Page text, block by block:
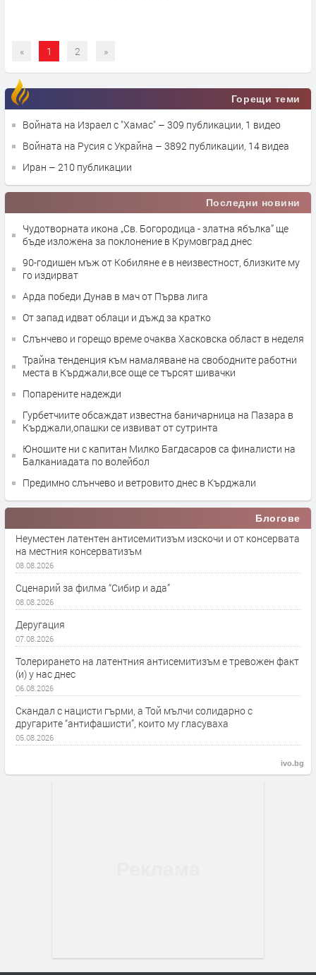
« 1 2 »
Горещи теми
Войната на Израел с "Хамас"
– 309 публикации, 1 видео
Войната на Русия с Украйна
– 3892 публикации, 14 видеа
Иран
– 210 публикации
Последни новини
Чудотворната икона „Св. Богородица - златна ябълка” ще
бъде изложена за поклонение в Крумовград днес
90-годишен мъж от Кобиляне е в неизвестност, близките му
го издирват
Арда победи Дунав в мач от Първа лига
От запад идват облаци и дъжд за кратко
Слънчево и горещо време очаква Хасковска област в неделя
Трайна тенденция към намаляване на свободните работни
места в Кърджали,все още се търсят шивачки
Попарените надежди
Гурбетчиите обсаждат известна баничарница на Пазара в
Кърджали,опашки се извиват от сутринта
Юношите ни с капитан Милко Багдасаров са финалисти на
Балканиадата по волейбол
Предимно слънчево и ветровито днес в Кърджали
Блогове
Неуместен латентен антисемитизъм изскочи и от консервата
на местния консерватизъм
08.08.2026
Сценарий за филма “Сибир и ада”
08.08.2026
Деругация
07.08.2026
Толерирането на латентния антисемитизъм е тревожен факт
(и) у нас днес
06.08.2026
Скандал с нацисти гърми, а Той мълчи солидарно с
другарите “антифашисти”, които му гласуваха
05.08.2026
ivo.bg